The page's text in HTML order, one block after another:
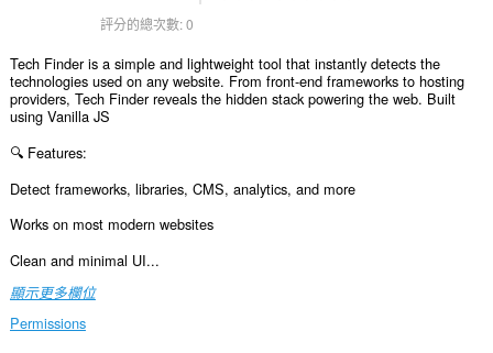
評分的總次數:0
Tech Finder is a simple and lightweight tool that instantly detects the
technologies used on any website. From front-end frameworks to hosting
providers, Tech Finder reveals the hidden stack powering the web. Built
using Vanilla JS
🔍 Features:
Detect frameworks, libraries, CMS, analytics, and more
Works on most modern websites
Clean and minimal UI...
顯示更多欄位
Permissions